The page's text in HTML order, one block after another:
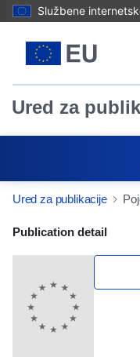
Službene
Ured za
Ured za publikacije
Publication
Publication detail